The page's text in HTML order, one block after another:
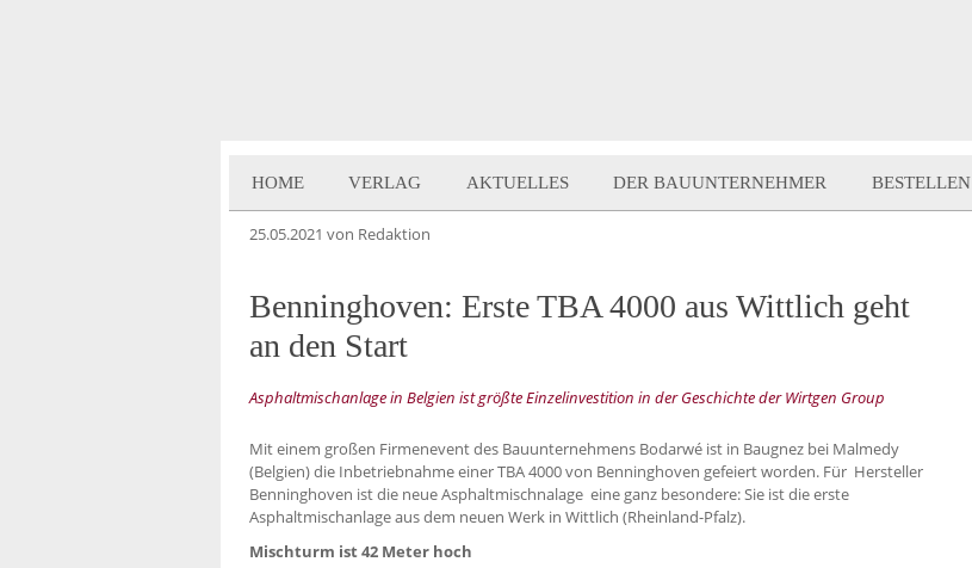
HOME VERLAG AKTUELLES DER BAUUNTERNEHMER BESTELLEN
25.05.2021 von Redaktion
Benninghoven: Erste TBA 4000 aus Wittlich geht
an den Start
Asphaltmischanlage in Belgien ist größte Einzelinvestition in der Geschichte der Wirtgen Group
Mit einem großen Firmenevent des Bauunternehmens Bodarwé ist in Baugnez bei Malmedy
(Belgien) die Inbetriebnahme einer TBA 4000 von Benninghoven gefeiert worden. Für Hersteller
Benninghoven ist die neue Asphaltmischnalage eine ganz besondere: Sie ist die erste
Asphaltmischanlage aus dem neuen Werk in Wittlich (Rheinland-Pfalz).
Mischturm ist 42 Meter hoch